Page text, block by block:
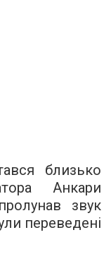
близько
Анкари
звук
переведені